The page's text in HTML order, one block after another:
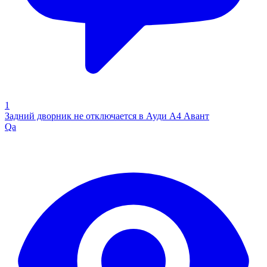
1
Задний дворник не отключается в Ауди А4 Авант
Qa